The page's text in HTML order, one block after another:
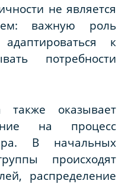
не является
важную роль
к
потребности
также оказывает
на процесс
В начальных
происходят
распределение